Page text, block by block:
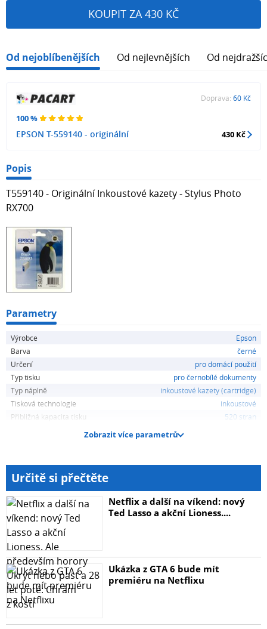
KOUPIT ZA 430 KČ
Od nejoblíbenějších Od nejlevnějších Od
100 %
EPSON T-559140 - originální
Doprava: 60 Kč
430 Kč
Popis
T559140 - Originální Inkoustové kazety - Stylus Photo
RX700
Parametry
Výrobce
Epson
Barva
černé
Určení
pro domácí použití
Typ tisku
pro černobílé dokumenty
Typ náplně
inkoustové kazety (cartridge)
Tisková technologie
inkoustové
Přibližná kapacita tisku
520 stran
Zobrazit více parametrů
Určitě si přečtěte
Netflix a další na víkend: nový
Ted Lasso a akční Lioness....
Ukázka z GTA 6 bude mít
premiéru na Netflixu